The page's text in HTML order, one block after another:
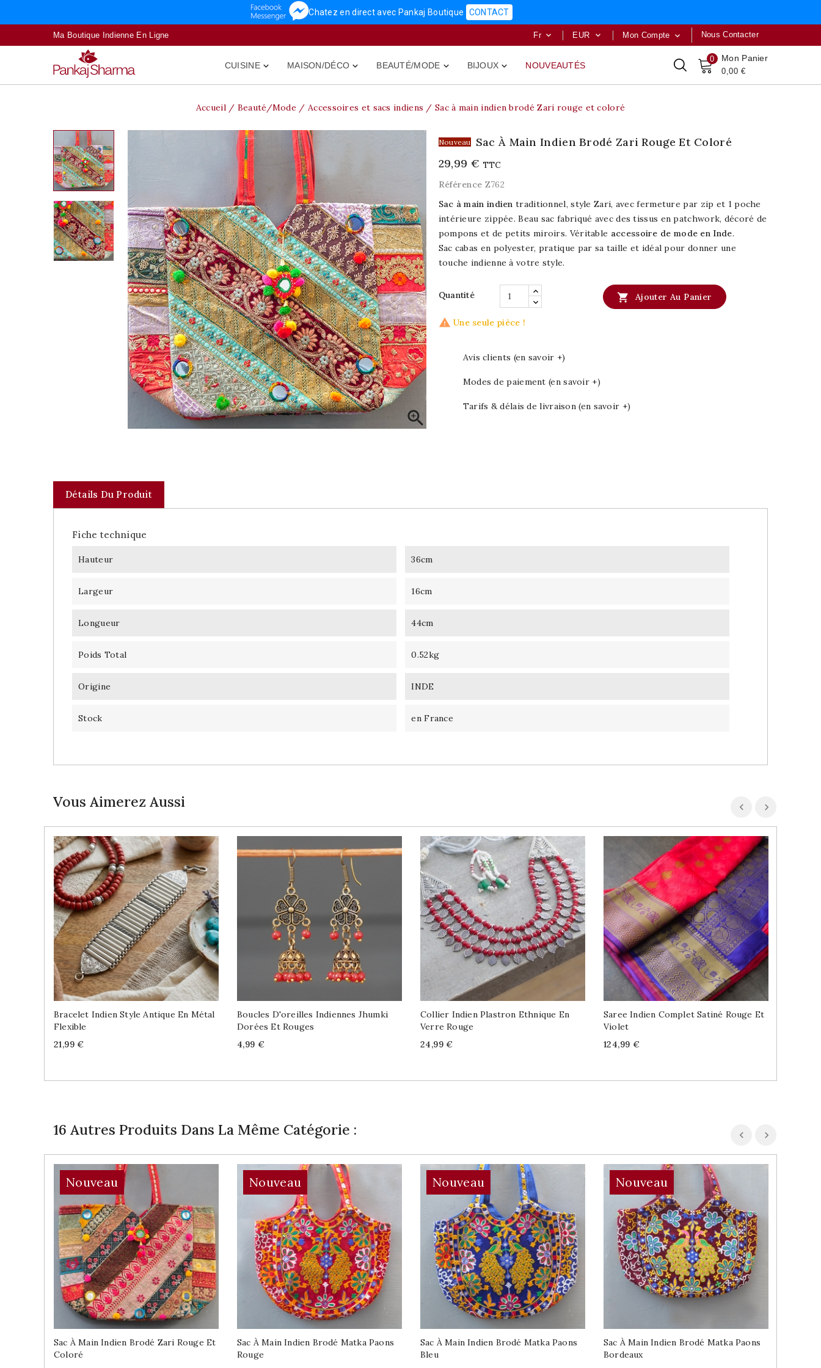
Chatez en direct avec Pankaj Boutique CONTACT
Ma Boutique Indienne En Ligne Nous Contacter
Mon Compte 
EUR 
Fr 
0 Mon Panier
0,00 €

CUISINE 
MAISON/DÉCO 
BEAUTÉ/MODE 
BIJOUX NOUVEAUTÉS
Accueil Beauté/Mode Accessoires et sacs indiens Sac à main indien brodé Zari rouge et coloré

Nouveau
Sac À Main Indien Brodé Zari Rouge Et Coloré
29,99 € TTC
Référence Z762
Sac à main indien traditionnel, style Zari, avec fermeture par zip et 1 poche
intérieure zippée. Beau sac fabriqué avec des tissus en patchwork, décoré de
pompons et de petits miroirs. Véritable accessoire de mode en Inde.
Sac cabas en polyester, pratique par sa taille et idéal pour donner une
touche indienne à votre style.
Quantité  Ajouter Au Panier
 Une seule pièce !
Avis clients (en savoir +)
Modes de paiement (en savoir +)
Tarifs & délais de livraison (en savoir +)
Détails Du Produit
Fiche technique
Hauteur 36cm
Largeur 16cm
Longueur 44cm
Poids Total 0.52kg
Origine INDE
Stock en France
Vous Aimerez Aussi
Bracelet Indien Style Antique En Métal
Flexible
Price
21,99 €
Boucles D'oreilles Indiennes Jhumki
Dorées Et Rouges
Price
4,99 €
Collier Indien Plastron Ethnique En
Verre Rouge
Price
24,99 €
Saree Indien Complet Satiné Rouge Et
Violet
Price
124,99 €
16 Autres Produits Dans La Même Catégorie :
Nouveau
Sac À Main Indien Brodé Zari Rouge Et
Coloré
Nouveau
Sac À Main Indien Brodé Matka Paons
Rouge
Nouveau
Sac À Main Indien Brodé Matka Paons
Bleu
Nouveau
Sac À Main Indien Brodé Matka Paons
Bordeaux